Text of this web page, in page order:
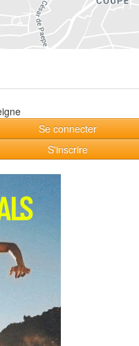
Se connecter
S'inscrire